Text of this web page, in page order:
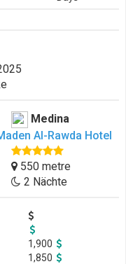
Medina
Al-Rawda Hotel
550 metre
2 Nächte
1,900
1,850